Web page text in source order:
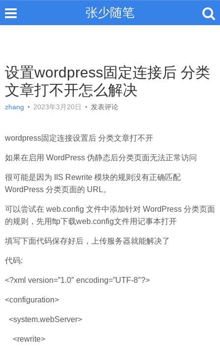
张少随笔
设置wordpress固定连接后 分类
文章打不开怎么解决
zhang • 2023年3月20日 • 发表评论
wordpress固定连接设置后 分类文章打不开
如果在启用 WordPress 伪静态后分类页面无法正常访问
很可能是因为 IIS Rewrite 模块的规则没有正确匹配
WordPress 分类页面的 URL。
可以尝试在 web.config 文件中添加针对 WordPress 分类页面
的规则，先用ftp下载web.config文件用记事本打开
填写下面代码保存好后，上传服务器就能解决了
代码:
<?xml version=”1.0″ encoding=”UTF-8″?>
<configuration>
<system.webServer>
<rewrite>